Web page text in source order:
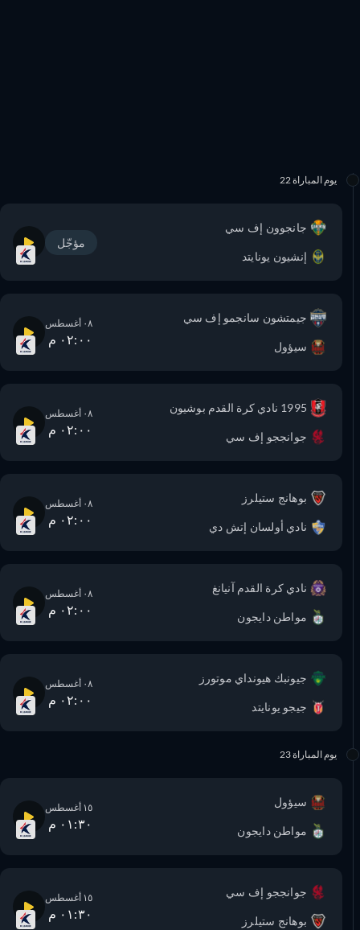
يوم المباراة 22
جانجوون إف سي
إنشيون يونايتد
مؤجّل
جيمتشون سانجمو إف سي
سيؤول ٠٢:٠٠ م
1995 نادي كرة القدم بوشيون
جوانججو إف سي ٠٢:٠٠ م
بوهانج ستيلرز
نادي أولسان إتش دي ٠٢:٠٠ م
نادي كرة القدم آنيانغ
مواطن دايجون ٠٢:٠٠ م
جيونبك هيونداي موتورز
جيجو يونايتد ٠٢:٠٠ م
يوم المباراة 23
سيؤول
مواطن دايجون ٠١:٣٠ م
جوانججو إف سي
بوهانج ستيلرز ٠١:٣٠ م